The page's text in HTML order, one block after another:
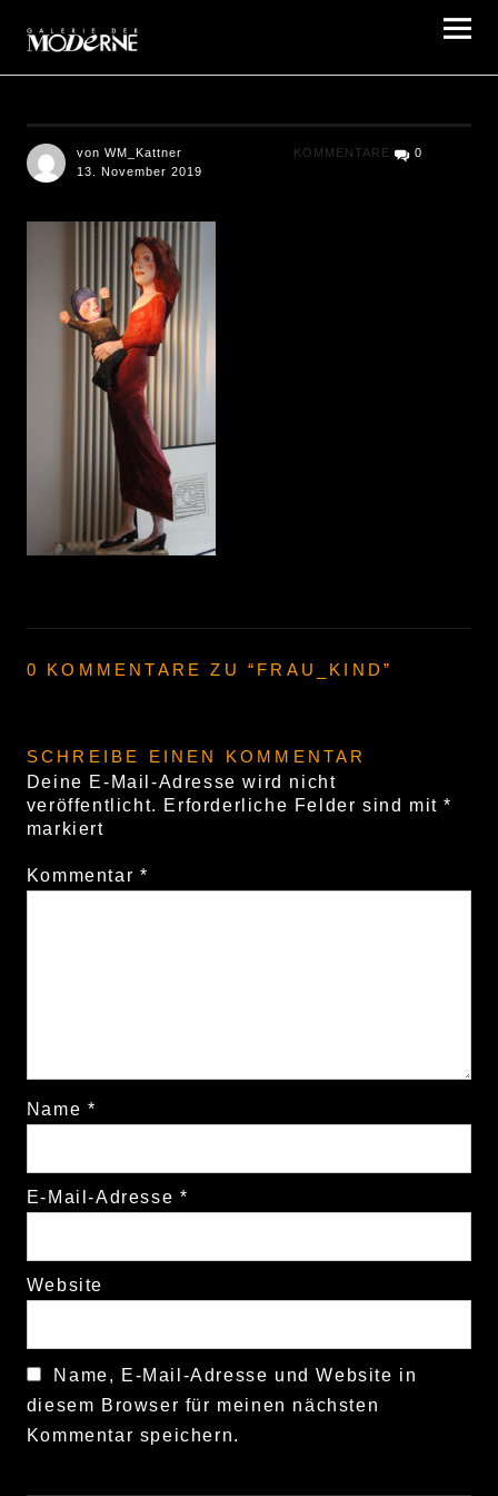
von WM_Kattner
13. November 2019
KOMMENTARE 0
0 KOMMENTARE ZU “ FRAU_KIND”
SCHREIBE EINEN KOMMENTAR
Deine E-Mail-Adresse wird nicht
veröffentlicht. Erforderliche Felder sind mit*
markiert
Kommentar *
Name *
E-Mail-Adresse *
Website
Name, E-Mail-Adresse und Website in
diesem Browser für meinen nächsten
Kommentar speichern.